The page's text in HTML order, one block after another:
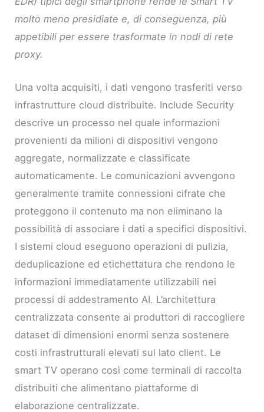
molto meno presidiate e, di conseguenza, più
appetibili per essere trasformate in nodi di rete
proxy.
Una volta acquisiti, i dati vengono trasferiti verso
infrastrutture cloud distribuite. Include Security
descrive un processo nel quale informazioni
provenienti da milioni di dispositivi vengono
aggregate, normalizzate e classificate
automaticamente. Le comunicazioni avvengono
generalmente tramite connessioni cifrate che
proteggono il contenuto ma non eliminano la
possibilità di associare i dati a specifici dispositivi.
I sistemi cloud eseguono operazioni di pulizia,
deduplicazione ed etichettatura che rendono le
informazioni immediatamente utilizzabili nei
processi di addestramento AI. L’architettura
centralizzata consente ai produttori di raccogliere
dataset di dimensioni enormi senza sostenere
costi infrastrutturali elevati sul lato client. Le
smart TV operano così come terminali di raccolta
distribuiti che alimentano piattaforme di
elaborazione centralizzate.